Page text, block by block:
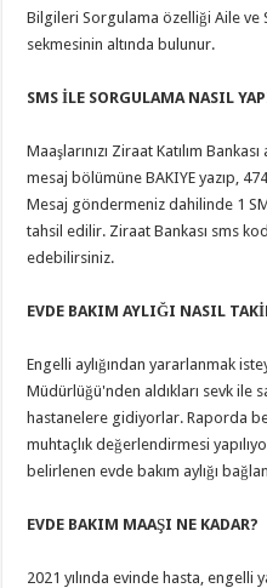
Bilgileri Sorgulama özelliği Aile ve
sekmesinin altında bulunur.
SMS İLE SORGULAMA NASIL
Maaşlarınızı Ziraat Katılım
mesaj bölümüne BAKIYE yazıp,
Mesaj göndermeniz dahilinde 1
tahsil edilir. Ziraat Bankası sms
edebilirsiniz.
EVDE BAKIM AYLIĞI NASIL
Engelli aylığından yararlanmak
Müdürlüğü'nden aldıkları sevk ile
hastanelere gidiyorlar. Raporda
muhtaçlık değerlendirmesi
belirlenen evde bakım aylığı
EVDE BAKIM MAAŞI NE KADAR?
2021 yılında evinde hasta, engelli